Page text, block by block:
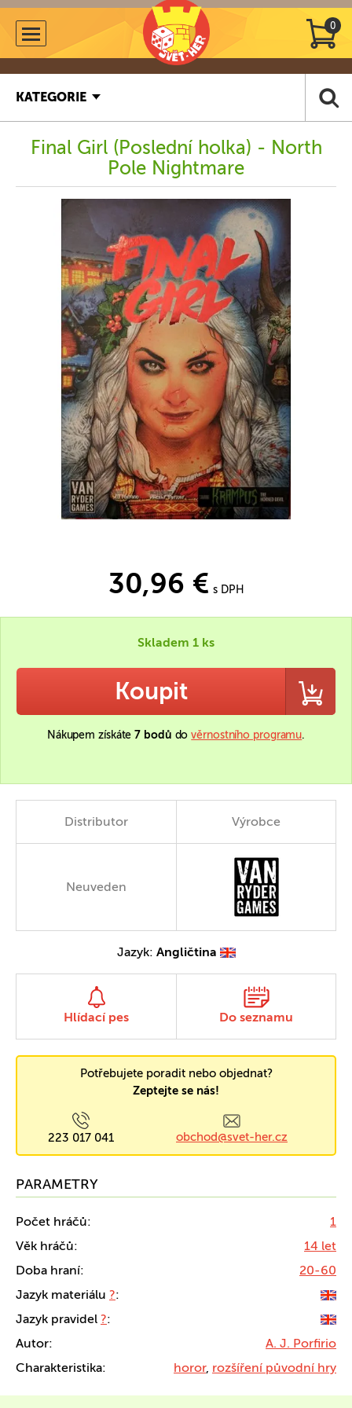
0
KATEGORIE
Final Girl (Poslední holka) - North
Pole Nightmare
30,96 € s DPH
Skladem 1 ks
Koupit
Nákupem získáte7 bodů dověrnostního programu.
Distributor Výrobce
Neuveden
Jazyk: Angličtina
Hlídací pes Do seznamu
Potřebujete poradit nebo objednat?
Zeptejte se nás!
223 017 041 obchod@svet-her.cz
PARAMETRY
Počet hráčů:
1
Věk hráčů:
14 let
Doba hraní:
20-60
Jazyk materiálu ?:
Jazyk pravidel ?:
Autor:
A. J. Porfirio
Charakteristika:
horor, rozšíření původní hry